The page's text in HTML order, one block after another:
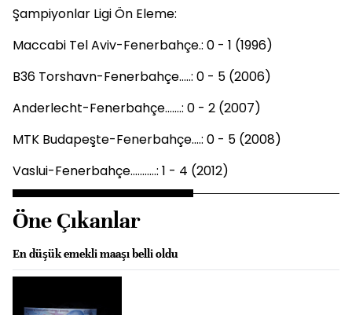
Şampiyonlar Ligi Ön Eleme:
Maccabi Tel Aviv-Fenerbahçe.: 0 - 1 (1996)
B36 Torshavn-Fenerbahçe.....: 0 - 5 (2006)
Anderlecht-Fenerbahçe.......: 0 - 2 (2007)
MTK Budapeşte-Fenerbahçe....: 0 - 5 (2008)
Vaslui-Fenerbahçe...........: 1 - 4 (2012)
Öne Çıkanlar
En düşük emekli maaşı belli oldu